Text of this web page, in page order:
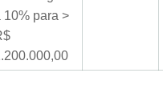
10% para >